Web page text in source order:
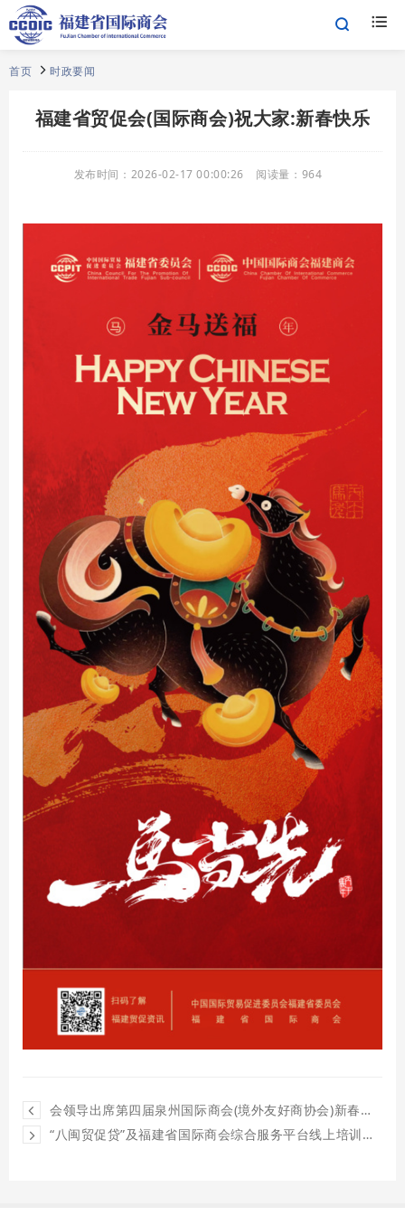
首页 时政要闻
福建省贸促会(国际商会)祝大家:新春快乐
发布时间： 2026-02-17 00:00:26 阅读量： 964
会领导出席第四届泉州国际商会(境外友好商协会)新春侨商联谊会并致辞
“八闽贸促贷”及福建省国际商会综合服务平台线上培训会成功举办